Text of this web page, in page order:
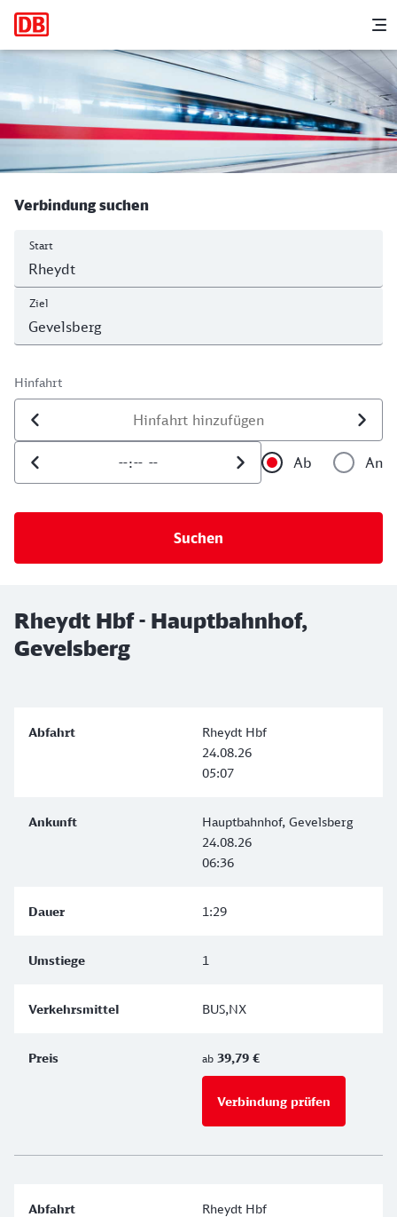
Hauptnavigation
Rheydt Hbf - Hauptbahnhof,
Verbindung suchen
Start
Ziel
Hinfahrt
Datum der Hinfahrt
Uhrzeit der Hinfahrt
Ab
An
Rheydt Hbf - Hauptbahnhof,
Gevelsberg
Rheydt Hbf
24.08.26
05:07
Hauptbahnhof, Gevelsberg
24.08.26
06:36
1:29
1
BUS,NX
ab 39,79 €
Verbindung prüfen
Rheydt Hbf